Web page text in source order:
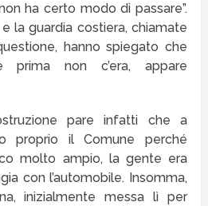
ha certo modo di passare”.
la guardia costiera, chiamate
hanno spiegato che
prima non c’era, appare
pare infatti che a
proprio il Comune perché
molto ampio, la gente era
con l’automobile. Insomma,
inizialmente messa lì per